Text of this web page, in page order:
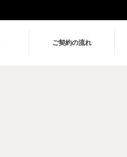
ご契約の流れ